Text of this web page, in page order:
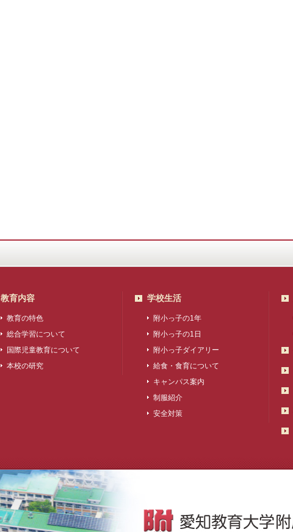
教育内容
教育の特色
総合学習について
国際児童教育について
本校の研究
学校生活
附小っ子の1年
附小っ子の1日
附小っ子ダイアリー
給食・食育について
キャンパス案内
制服紹介
安全対策